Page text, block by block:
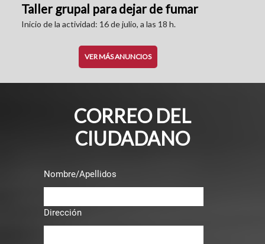
Taller grupal para dejar de fumar
Inicio de la actividad: 16 de julio, a las 18 h.
VER MÁS ANUNCIOS
CORREO DEL
CIUDADANO
Nombre/Apellidos
Dirección